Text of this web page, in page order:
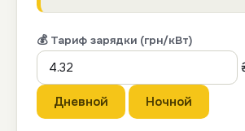
💰 Тариф зарядки (грн/кВт)
Дневной Ночной